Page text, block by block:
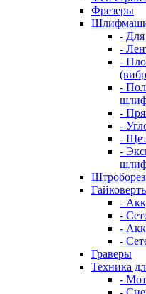
Фрезеры
-
-
-
-
-
-
-
-
-
-
-
-
Граверы
Техника
-